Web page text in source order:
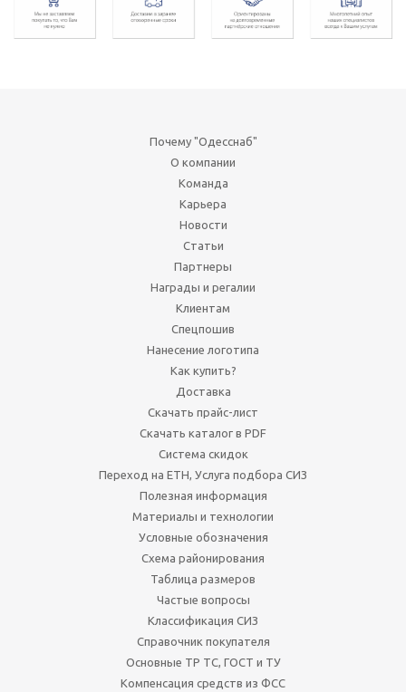
Почему "Одесснаб"
О компании
Команда
Карьера
Новости
Статьи
Партнеры
Награды и регалии
Клиентам
Спецпошив
Нанесение логотипа
Как купить?
Доставка
Скачать прайс-лист
Скачать каталог в PDF
Система скидок
Переход на ЕТН, Услуга подбора СИЗ
Полезная информация
Материалы и технологии
Условные обозначения
Схема районирования
Таблица размеров
Частые вопросы
Классификация СИЗ
Справочник покупателя
Основные ТР ТС, ГОСТ и ТУ
Компенсация средств из ФСС